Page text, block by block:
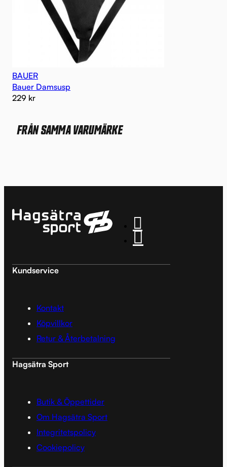
BAUER
Bauer Damsusp
229 kr
FRÅN SAMMA VARUMÄRKE
Kundservice
Kontakt
Köpvillkor
Retur & Återbetalning
Hagsätra Sport
Butik & Öppettider
Om Hagsätra Sport
Integritetspolicy
Cookiepolicy